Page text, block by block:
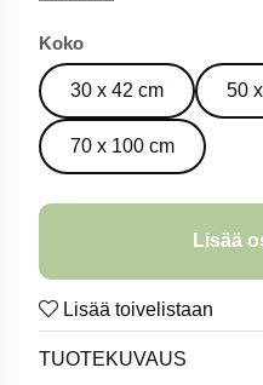
luomiseen kotiin, mökille tai
Koko
30 x 42 cm 50
70 x 100 cm
Lisää
Lisää toivelistaan
TUOTEKUVAUS